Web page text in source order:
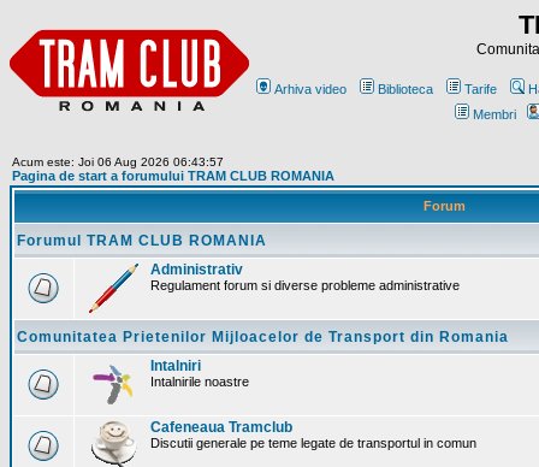
Arhiva video Biblioteca Tarife
Membri
Acum este: Joi 06 Aug 2026 06:43:57
Pagina de start a forumului TRAM CLUB ROMANIA
Forum
Forumul TRAM CLUB ROMANIA
Administrativ
Regulament forum si diverse probleme administrative
Comunitatea Prietenilor Mijloacelor de Transport din Romania
Intalniri
Intalnirile noastre
Cafeneaua Tramclub
Discutii generale pe teme legate de transportul in comun